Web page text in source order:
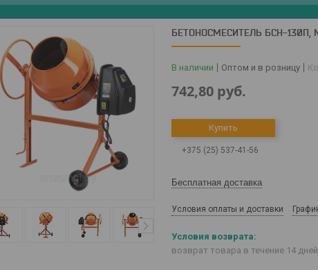
БЕТОНОСМЕСИТЕЛЬ БСН-
В наличии Оптом и в розницу
742,80 руб.
Купить
+375 (25) 537-41-56
Бесплатная доставка
Условия оплаты и доставки
возврат товара в течение 14 дней